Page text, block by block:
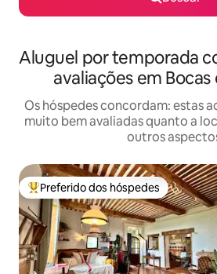
Aluguel por temporada
avaliações em
Os hóspedes concordam: estas
muito bem avaliadas quanto a
outros
Entre os melhores preferidos dos
Preferido dos hóspedes